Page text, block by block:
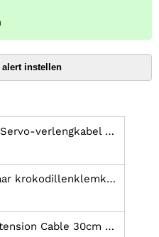
alert instellen
DFRobot Gravity : Servo-verlengkabel 300 mm
Sparkfun Servo naar krokodillenklemkabel - gehuld
30cm Male - Female